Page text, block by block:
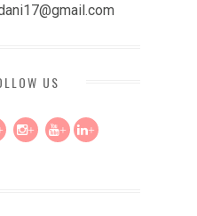
US
+ + +